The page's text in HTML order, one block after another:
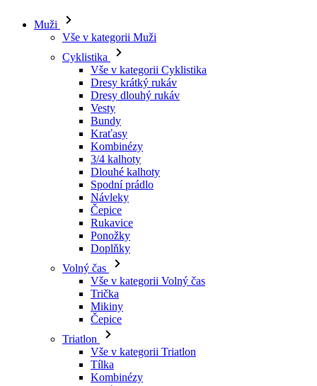
Dresy dlouhý rukáv
Vesty
Bundy
Kraťasy
Kombinézy
3/4 kalhoty
Dlouhé kalhoty
Spodní prádlo
Návleky
Čepice
Rukavice
Ponožky
Doplňky
Volný čas
Vše v kategorii Volný čas
Trička
Mikiny
Čepice
Triatlon
Vše v kategorii Triatlon
Tílka
Kombinézy
Kraťasy
Léto 2026
Týmové repliky
Speciální edice
Doprodej